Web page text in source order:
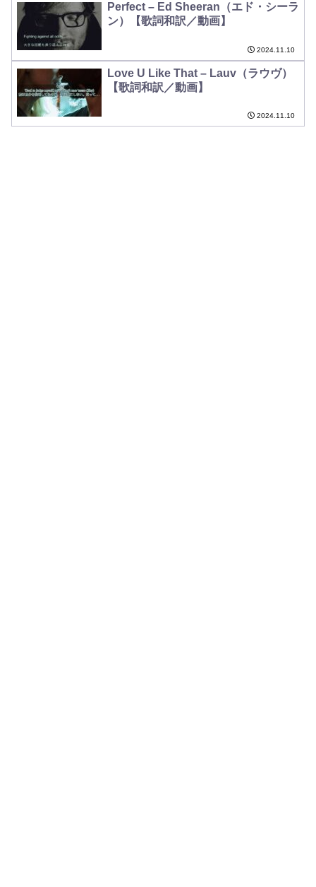
Perfect – Ed Sheeran（エド・シーラ
ン）【歌詞和訳／動画】
2024.11.10
Love U Like That – Lauv（ラウヴ）
【歌詞和訳／動画】
2024.11.10